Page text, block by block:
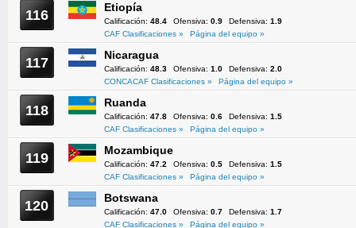
116 Etiopía
Calificación: 48.4 Ofensiva: 0.9 Defensiva: 1.9
CAF Clasificaciones »
Página del equipo »
117 Nicaragua
Calificación: 48.3 Ofensiva: 1.0 Defensiva: 2.0
CONCACAF Clasificaciones »
Página del equipo »
118 Ruanda
Calificación: 47.8 Ofensiva: 0.6 Defensiva: 1.5
CAF Clasificaciones »
Página del equipo »
119 Mozambique
Calificación: 47.2 Ofensiva: 0.5 Defensiva: 1.5
CAF Clasificaciones »
Página del equipo »
120 Botswana
Calificación: 47.0 Ofensiva: 0.7 Defensiva: 1.7
CAF Clasificaciones »
Página del equipo »